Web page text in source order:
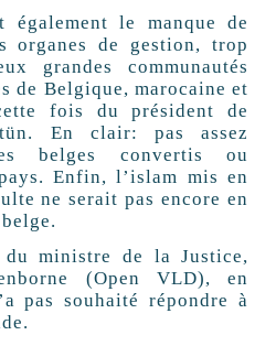
également le manque de
organes de gestion, trop
grandes communautés
de Belgique, marocaine et
fois du président de
En clair: pas assez
belges convertis ou
Enfin, l’islam mis en
ne serait pas encore en
ministre de la Justice,
(Open VLD), en
pas souhaité répondre à